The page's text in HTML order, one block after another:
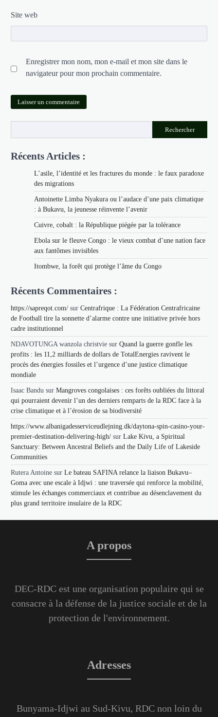
Site web
Enregistrer mon nom, mon e-mail et mon site dans le
navigateur pour mon prochain commentaire.
Rechercher
Récents Articles :
L’asile, l’identité et les fractures du monde : le faux paradoxe
des migrations
Antoinette Limba Nyakura ou l’audace d’une paix climatique
: à Bukavu, la jeunesse réinvente l’avenir
Cuivre, cobalt : la République piégée par la tolérance
Ebola sur le fleuve Congo : le vieux combat d’une nation face
aux fantômes invisibles
Itombwe, la forêt qui protège l’âme du Congo
Récents Commentaires :
https://sapreqot.com/ surCentrafrique : La Fédération Centrafricaine
de Football tire la sonnette d’alarme contre une initiative privée hors
cadre institutionnel
NDAVOTUNGA wanzola christvie surQuand la guerre gonfle les
profits : les 11,2 milliards de dollars de TotalEnergies ravivent le
procès des énergies fossiles et l’urgence d’une justice climatique
mondiale
Isaac Bandu surMangroves congolaises : ces forêts oubliées du littoral
qui pourraient devenir l’un des derniers remparts de la RDC face à la
crise climatique et à l’érosion de sa biodiversité
https://www.albanigadesserviceudlejning.dk/daytona-spin-casino-your-
premier-destination-delivering-high/ surLake Kivu, a Spiritual
Sanctuary: Between Ancestral Beliefs and the Daily Life of Lakeside
Communities
Rutera Antoine surLe bateau SAFINA relance la liaison Bukavu–
Goma avec une escale à Idjwi : une traversée qui renforce la mobilité,
stimule les échanges commerciaux et contribue au désenclavement du
plus grand territoire insulaire de la RDC
A propos
DEC-RDC est une organisation populaire qui se
consacre à la défense de la justice sociale et de la
protection de l'environnement.
Adresses
Bunyama-Idjwi au Sud-Kivu, RDC non loin du